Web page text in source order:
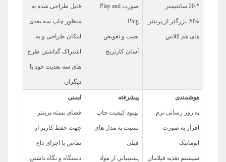
* 20 سانتیمتر
20% بزرگتر از پرینتر
های هم کلاس
صورت Play and
Plug
نصب و تعویض
آسان کارتریج
فایل طراحی شده به
منظور چاپ سه بعدی
امکان طراحی و به
اشتراک گذاشتن طرح
های سه بعدیث خود با
دیگران
هوشمندی
به روز رسانی نرم
افزار به صورت
اتوماتیک
سیستم تغذیه فیلامان
پیشرفته
بهبود کیفیت چاپ
نسبت به مدل های
قبلی
پشتیبانی از مواد
ایمنی
فضای بسته پرینتر
جهت حفظ کاربر از
تماس با اجزای داغ
دستگاه و نگاه داشتن